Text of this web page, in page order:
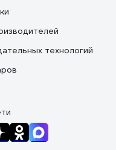
технологий